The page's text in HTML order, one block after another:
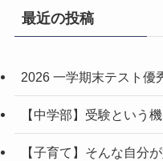
最近の投稿
2026 一学期末テスト優
【中学部】受験という
【子育て】そんな自分